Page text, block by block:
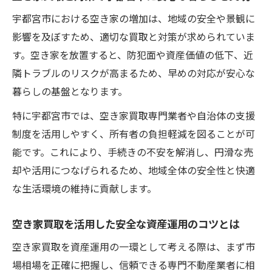
宇都宮市における空き家の増加は、地域の安全や景観に
影響を及ぼすため、適切な買取と対策が求められていま
す。空き家を放置すると、防犯面や資産価値の低下、近
隣トラブルのリスクが高まるため、早めの対応が安心な
暮らしの基盤となります。
特に宇都宮市では、空き家買取専門業者や自治体の支援
制度を活用しやすく、所有者の負担軽減を図ることが可
能です。これにより、手続きの不安を解消し、円滑な売
却や活用につなげられるため、地域全体の安全性と快適
な生活環境の維持に貢献します。
空き家買取を活用した安全な資産運用のコツとは
空き家買取を資産運用の一環として考える際は、まず市
場相場を正確に把握し、信頼できる専門不動産業者に相